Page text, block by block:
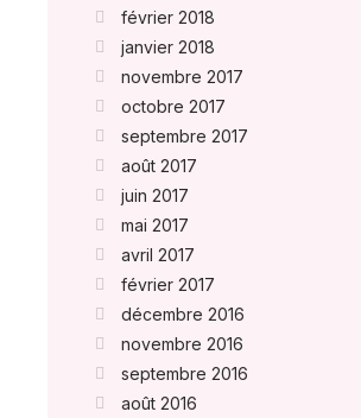
février 2018
janvier 2018
novembre 2017
octobre 2017
septembre 2017
août 2017
juin 2017
mai 2017
avril 2017
février 2017
décembre 2016
novembre 2016
septembre 2016
août 2016